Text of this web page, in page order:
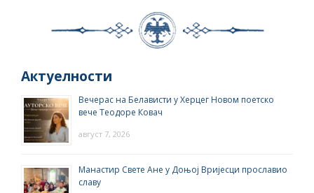
Актуелности
Вечерас на Белависти у Херцег Новом поетско
вече Теодоре Ковач
август 7, 2026
Манастир Свете Ане у Доњој Вријесци прославио
славу